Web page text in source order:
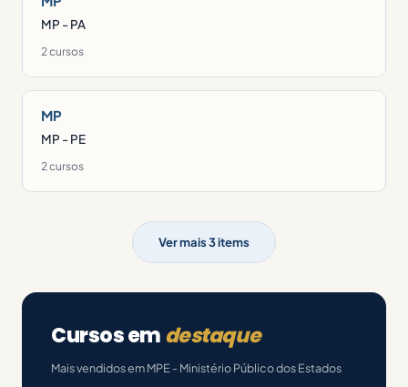
MP - PA
2 cursos
MP
MP - PE
2 cursos
Ver mais 3 items
Cursos emdestaque
Mais vendidos em MPE - Ministério Público dos Estados